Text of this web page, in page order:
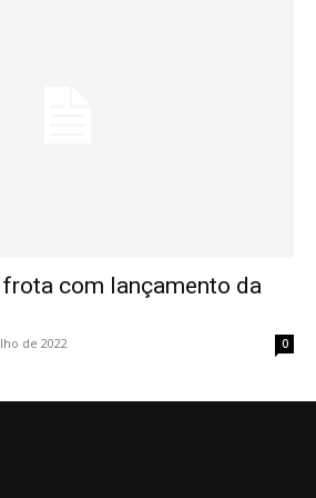
com lançamento da
de 2022 0